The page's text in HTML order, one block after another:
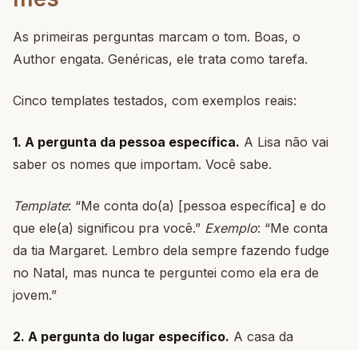
As primeiras perguntas marcam o tom. Boas, o
Author engata. Genéricas, ele trata como tarefa.
Cinco templates testados, com exemplos reais:
1. A pergunta da pessoa específica. A Lisa não vai
saber os nomes que importam. Você sabe.
Template: “Me conta do(a) [pessoa específica] e do
que ele(a) significou pra você.” Exemplo: “Me conta
da tia Margaret. Lembro dela sempre fazendo fudge
no Natal, mas nunca te perguntei como ela era de
jovem.”
2. A pergunta do lugar específico. A casa da